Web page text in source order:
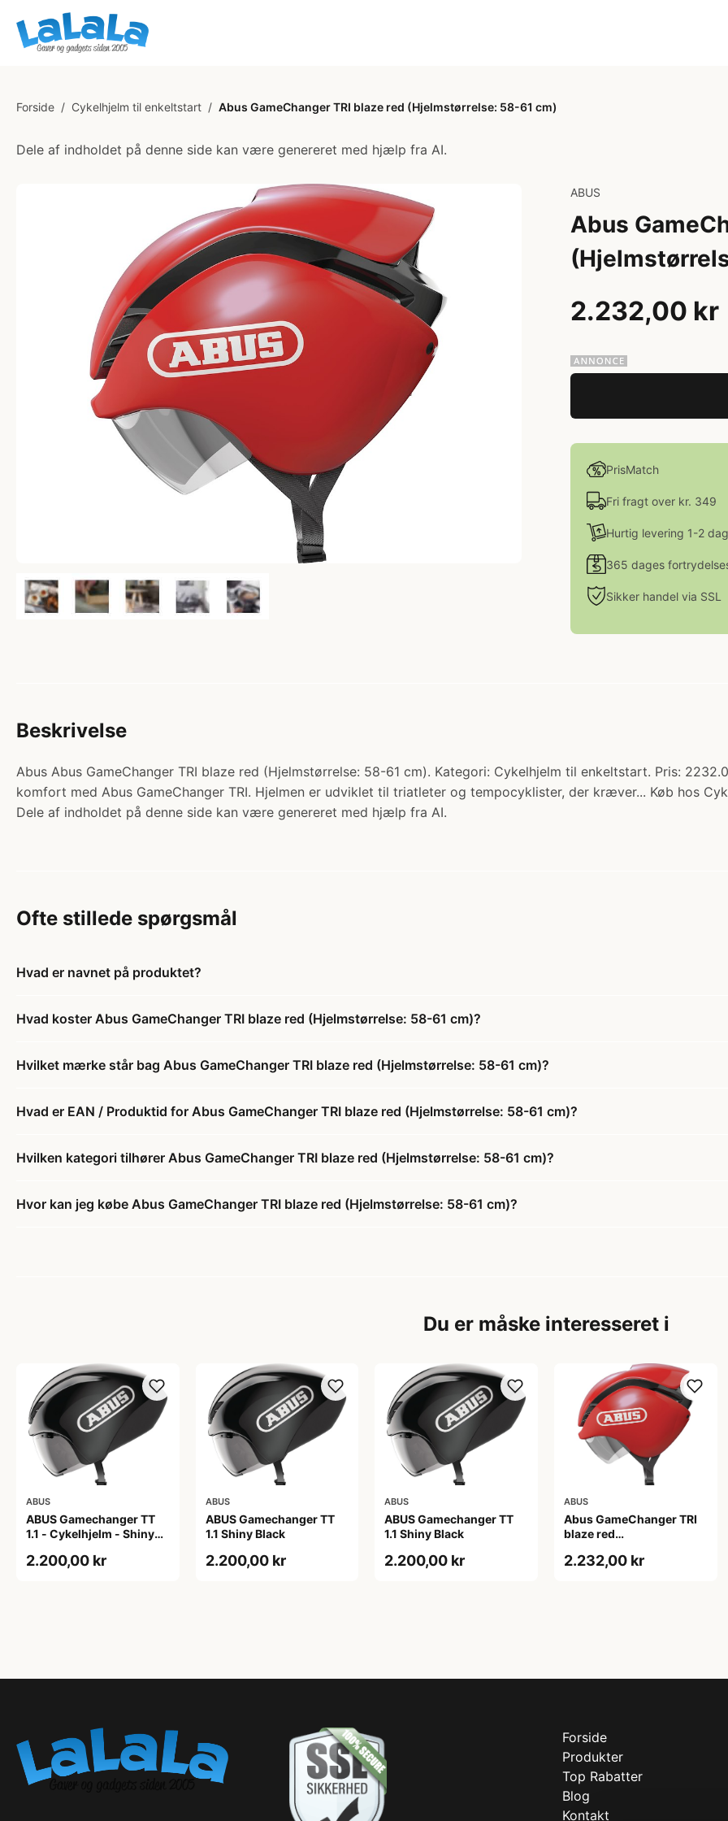
Forside / Cykelhjelm til enkeltstart / Abus GameChanger TRI blaze red (Hjelmstørrelse: 58-61 cm)
Dele af indholdet på denne side kan være genereret med hjælp fra AI.
ABUS
Abus
2.232,00 kr
PrisMatch
Fri fragt over kr. 349
Hurtig levering 1-2
365 dages
Sikker handel via SSL
Beskrivelse
Abus Abus GameChanger TRI blaze red (Hjelmstørrelse: 58-61 cm). Kategori: Cykelhjelm til enkeltstart. Pris:
komfort med Abus GameChanger TRI. Hjelmen er udviklet til triatleter og tempocyklister, der kræver... Køb hos
Dele af indholdet på denne side kan være genereret med hjælp fra AI.
Ofte stillede spørgsmål
Hvad er navnet på produktet?
Hvad koster Abus GameChanger TRI blaze red (Hjelmstørrelse: 58-61 cm)?
Hvilket mærke står bag Abus GameChanger TRI blaze red (Hjelmstørrelse: 58-61 cm)?
Hvad er EAN / Produktid for Abus GameChanger TRI blaze red (Hjelmstørrelse: 58-61 cm)?
Hvilken kategori tilhører Abus GameChanger TRI blaze red (Hjelmstørrelse: 58-61 cm)?
Hvor kan jeg købe Abus GameChanger TRI blaze red (Hjelmstørrelse: 58-61 cm)?
Du er måske interesseret i
ABUS
ABUS Gamechanger TT
1.1 - Cykelhjelm - Shiny
2.200,00 kr
ABUS
ABUS Gamechanger TT
1.1 Shiny Black
2.200,00 kr
ABUS
ABUS Gamechanger TT
1.1 Shiny Black
2.200,00 kr
ABUS
Abus GameChanger TRI
blaze red
cm)
2.232,00 kr
Forside
Produkter
Top Rabatter
Blog
Kontakt